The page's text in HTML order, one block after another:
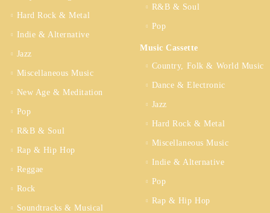
Hard Rock & Metal
Indie & Alternative
Jazz
Miscellaneous Music
New Age & Meditation
Pop
R&B & Soul
Rap & Hip Hop
Reggae
Rock
Soundtracks & Musical
R&B & Soul
Pop
Music Cassette
Country, Folk & World Music
Dance & Electronic
Jazz
Hard Rock & Metal
Miscellaneous Music
Indie & Alternative
Pop
Rap & Hip Hop